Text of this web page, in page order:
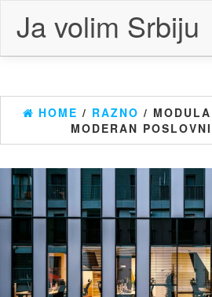
content
Ja volim Srbiju
HOME / RAZNO /
MODERAN